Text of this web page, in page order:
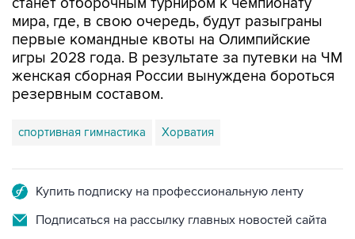
мира, где, в свою очередь, будут разыграны
первые командные квоты на Олимпийские
игры 2028 года. В результате за путевки на ЧМ
женская сборная России вынуждена бороться
резервным составом.
спортивная гимнастика Хорватия
Купить подписку на профессиональную ленту
Подписаться на рассылку главных новостей сайта